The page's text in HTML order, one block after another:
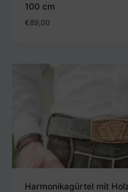
100 cm
€89,00
Harmonikagürtel mit